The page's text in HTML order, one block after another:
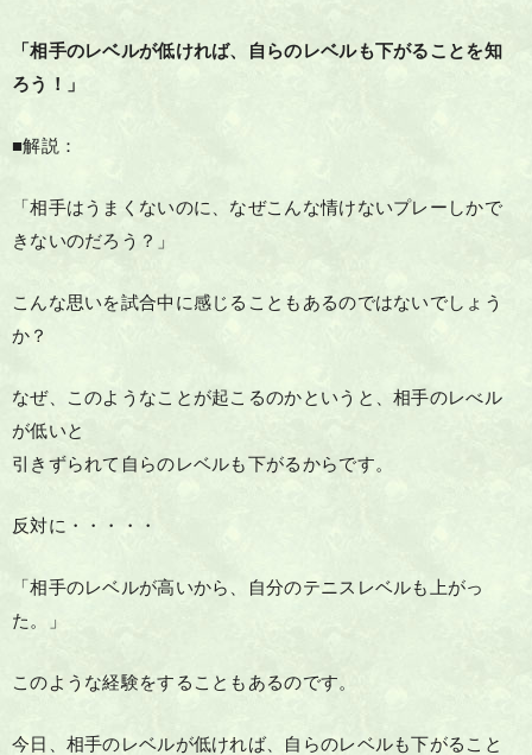
「相手のレベルが低ければ、自らのレベルも下がることを知
ろう！」
■解説：
「相手はうまくないのに、なぜこんな情けないプレーしかで
きないのだろう？」
こんな思いを試合中に感じることもあるのではないでしょう
か？
なぜ、このようなことが起こるのかというと、相手のレべル
が低いと
引きずられて自らのレベルも下がるからです。
反対に・・・・・
「相手のレベルが高いから、自分のテニスレベルも上がっ
た。」
このような経験をすることもあるのです。
今日、相手のレベルが低ければ、自らのレベルも下がること